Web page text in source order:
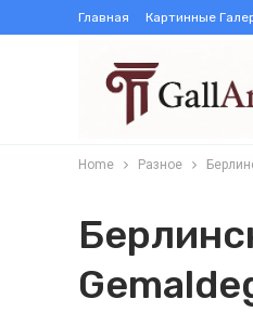
Главная Картинные
Home Разное